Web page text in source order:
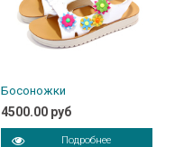
Босоножки
4500.00 руб
Подробнее